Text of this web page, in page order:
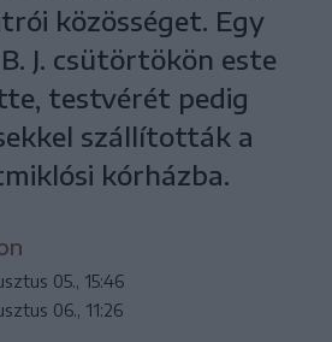
közösséget. Egy
J. csütörtökön este
testvérét pedig
szállították a
kórházba.
05., 15:46
06., 11:26